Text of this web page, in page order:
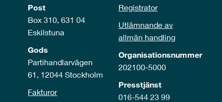
Post
Box 310, 631 04
Eskilstuna
Gods
Partihandlarvägen
61, 12044 Stockholm
Fakturor
Registrator
Utlämnande av
allmän handling
Organisationsnummer
202100-5000
Presstjänst
016-544 23 99